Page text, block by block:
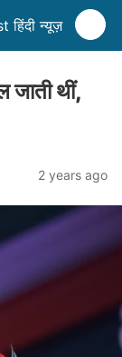
न्यूज़
जाती थीं,
2 years ago